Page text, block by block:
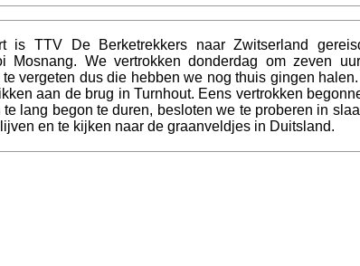
is TTV De Berketrekkers naar Zwitserland
Mosnang. We vertrokken donderdag om zeven
vergeten dus die hebben we nog thuis gingen
aan de brug in Turnhout. Eens vertrokken
lang begon te duren, besloten we te proberen in
en te kijken naar de graanveldjes in Duitsland.